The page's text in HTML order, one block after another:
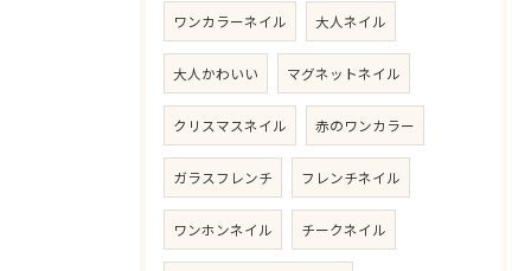
ワンカラーネイル 大人ネイル
大人かわいい マグネットネイル
クリスマスネイル 赤のワンカラー
ガラスフレンチ フレンチネイル
ワンホンネイル チークネイル
ご予約はこちら